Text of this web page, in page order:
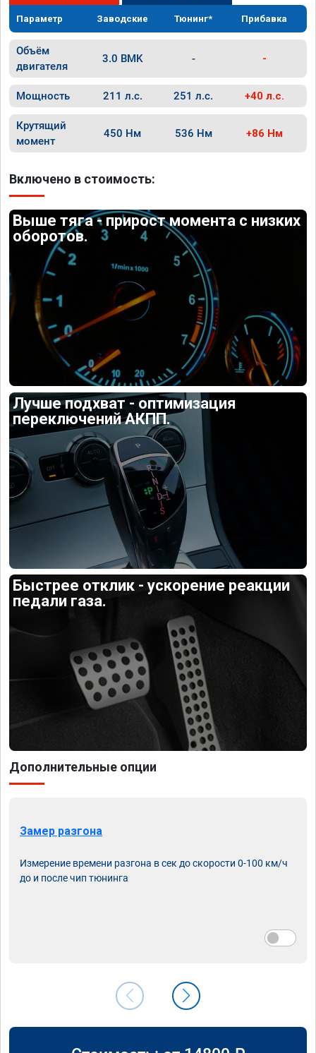
Параметр Заводские Тюнинг* Прибавка
Объём
двигателя
3.0 BMK - -
Мощность 211 л.с. 251 л.с. +40 л.с.
Крутящий
момент
450 Нм 536 Нм +86 Нм
Включено в стоимость:
Выше тяга - прирост момента с низких
оборотов.
Лучше подхват - оптимизация
переключений АКПП.
Быстрее отклик - ускорение реакции
педали газа.
Дополнительные опции
Замер разгона
Измерение времени разгона в сек до скорости 0-100 км/ч
до и после чип тюнинга